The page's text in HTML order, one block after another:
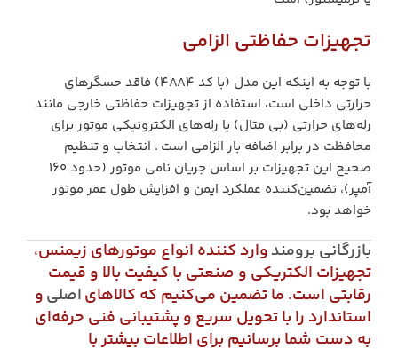
تجهیزات حفاظتی الزامی
با توجه به اینکه این مدل (با کد 4AA4) فاقد حسگرهای
حرارتی داخلی است، استفاده از تجهیزات حفاظتی خارجی مانند
رله‌های حرارتی (بی متال) یا رله‌های الکترونیکی موتور برای
محافظت در برابر اضافه بار الزامی است . انتخاب و تنظیم
صحیح این تجهیزات بر اساس جریان نامی موتور (حدود ۱۶۰
آمپر)، تضمین‌کننده عملکرد ایمن و افزایش طول عمر موتور
خواهد بود.
بازرگانی برومندوارد کننده انواع موتورهای زیمنس،
تجهیزات الکتریکی و صنعتی با کیفیت بالا و قیمت
رقابتی است. ما تضمین می‌کنیم که کالاهایاصلیو
استاندارد را با تحویل سریع و پشتیبانی فنی حرفه‌ای
به دست شما برسانیم برای اطلاعات بیشتر با